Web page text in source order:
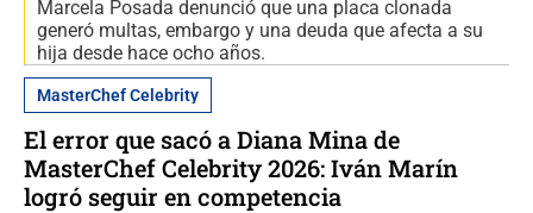
Marcela Posada denunció que una placa clonada
generó multas, embargo y una deuda que afecta a su
hija desde hace ocho años.
MasterChef Celebrity
El error que sacó a Diana Mina de
MasterChef Celebrity 2026: Iván Marín
logró seguir en competencia